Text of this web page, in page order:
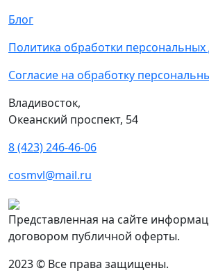
Блог
Политика обработки
Согласие на обработку
Владивосток,
Океанский проспект, 54
8 (423) 246-46-06
cosmvl@mail.ru
Представленная на сайте
договором публичной оферты.
2023 © Все права защищены.